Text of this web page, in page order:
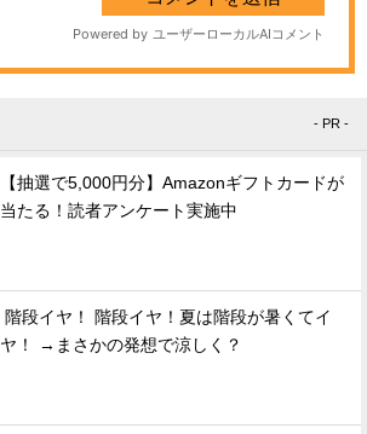
- PR -
【抽選で5,000円分】Amazonギフトカードが
当たる！読者アンケート実施中
階段イヤ！ 階段イヤ！夏は階段が暑くてイ
ヤ！ →まさかの発想で涼しく？